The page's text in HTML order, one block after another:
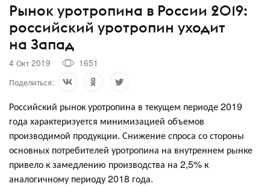
Рынок уротропина в России 2019:
российский уротропин уходит
на Запад
4 Окт 2019
1651
Поделиться:
Российский рынок уротропина в текущем периоде 2019
года характеризуется минимизацией объемов
производимой продукции. Снижение спроса со стороны
основных потребителей уротропина на внутреннем рынке
привело к замедлению производства на 2,5% к
аналогичному периоду 2018 года.